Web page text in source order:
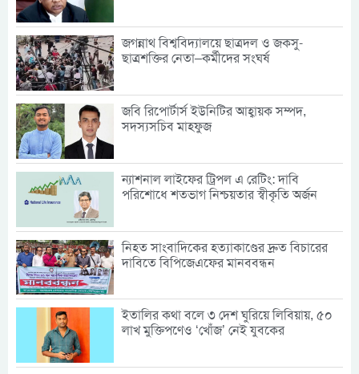
জগন্নাথ বিশ্ববিদ্যালয়ে ছাত্রদল ও জকসু-
ছাত্রশক্তির নেতা–কর্মীদের সংঘর্ষ
জবি রিপোর্টার্স ইউনিটির আহ্বায়ক সম্পদ,
সদস্যসচিব মাহফুজ
ন্যাশনাল লাইফের ট্রিপল এ রেটিং: দাবি
পরিশোধে শতভাগ নিশ্চয়তার স্বীকৃতি অর্জন
নিহত সাংবাদিকের হত্যাকাণ্ডের দ্রুত বিচারের
দাবিতে বিপিজেএফের মানববন্ধন
ইতালির কথা বলে ৩ দেশ ঘুরিয়ে লিবিয়ায়, ৫০
লাখ মুক্তিপণেও ‘খোঁজ’ নেই যুবকের